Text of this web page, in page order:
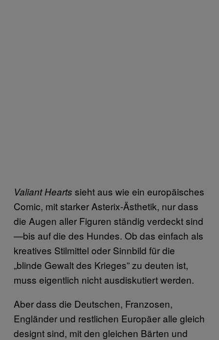
Valiant Hearts sieht aus wie ein europäisches
Comic, mit starker Asterix-Ästhetik, nur dass
die Augen aller Figuren ständig verdeckt sind
—bis auf die des Hundes. Ob das einfach als
kreatives Stilmittel oder Sinnbild für die
„blinde Gewalt des Krieges” zu deuten ist,
muss eigentlich nicht ausdiskutiert werden.
Aber dass die Deutschen, Franzosen,
Engländer und restlichen Europäer alle gleich
designt sind, mit den gleichen Bärten und